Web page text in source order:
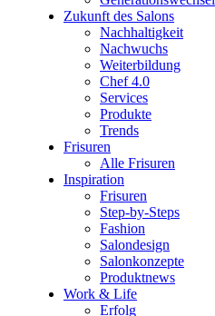
Zukunft des Salons
Nachhaltigkeit
Nachwuchs
Weiterbildung
Chef 4.0
Services
Produkte
Trends
Frisuren
Alle Frisuren
Inspiration
Frisuren
Step-by-Steps
Fashion
Salondesign
Salonkonzepte
Produktnews
Work & Life
Erfolg